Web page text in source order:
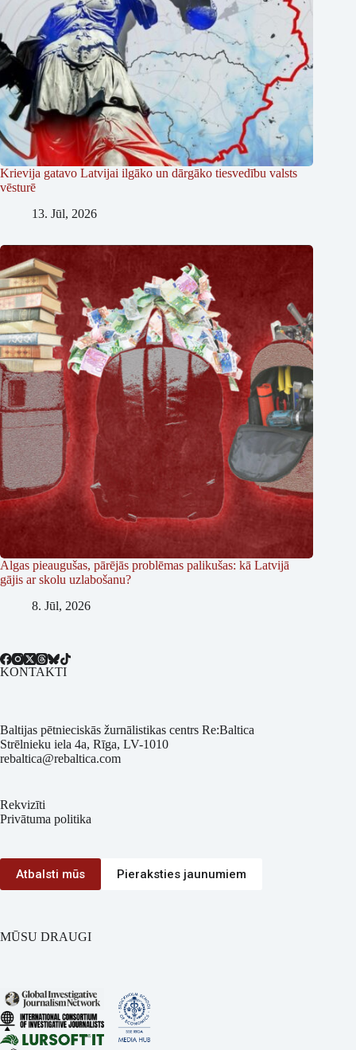
Krievija gatavo Latvijai ilgāko un dārgāko tiesvedību valsts
vēsturē
13. Jūl, 2026
Algas pieaugušas, pārējās problēmas palikušas: kā Latvijā
gājis ar skolu uzlabošanu?
8. Jūl, 2026
KONTAKTI
Baltijas pētnieciskās žurnālistikas centrs Re:Baltica
Strēlnieku iela 4a, Rīga, LV-1010
rebaltica@rebaltica.com
Rekvizīti
Privātuma politika
Atbalsti mūs Pieraksties jaunumiem
MŪSU DRAUGI